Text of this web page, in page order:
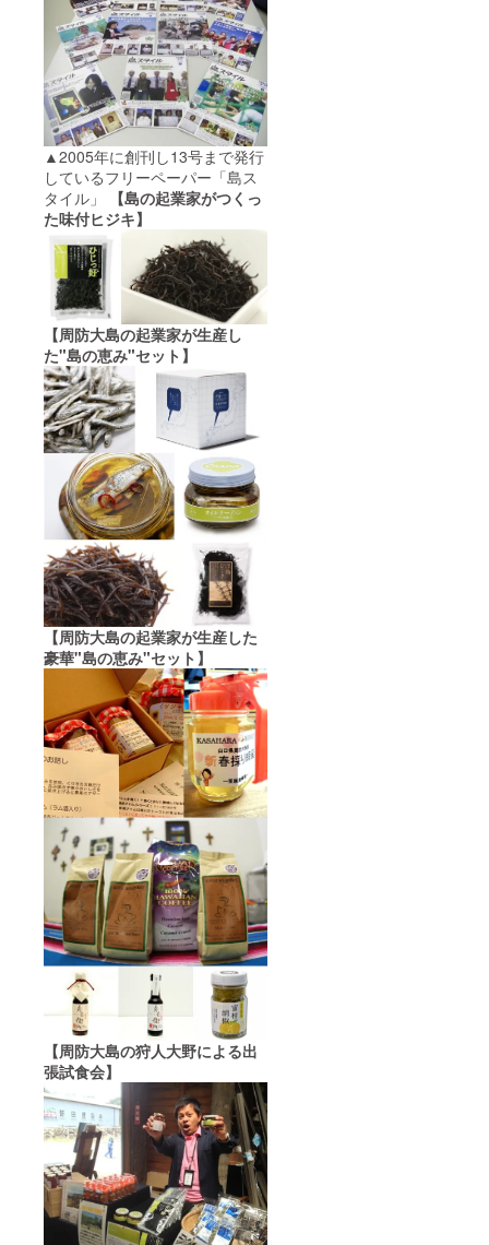
▲2005年に創刊し13号まで発行
しているフリーペーパー「島ス
タイル」
【島の起業家がつくっ
た味付ヒジキ】
【周防大島の起業家が生産し
た"島の恵み"セット】
【周防大島の起業家が生産した
豪華"島の恵み"セット】
【周防大島の狩人大野による出
張試食会】